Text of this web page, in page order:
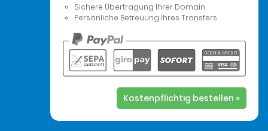
Sichere Übertragung Ihrer Domain
Persönliche Betreuung Ihres Transfers
Kostenpflichtig bestellen »